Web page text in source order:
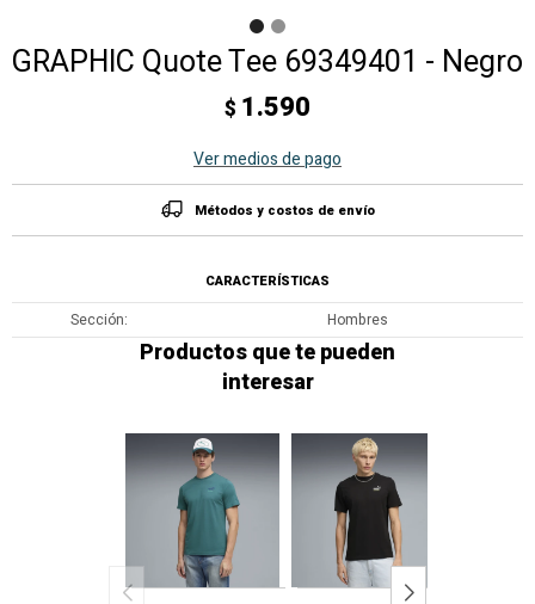
GRAPHIC Quote Tee 69349401 - Negro
$ 1.590
Ver medios de pago
Métodos y costos de envío
CARACTERÍSTICAS
Sección Hombres
Productos que te pueden
interesar